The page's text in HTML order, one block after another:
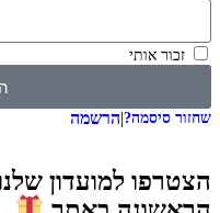
זכור אותי
שחזור סיסמה?|הרשמה
הצטרפו למועדון